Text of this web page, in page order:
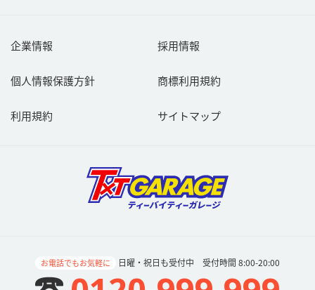
お電話でもお気軽に 日曜・祝日も受付中 受付時間 8:00-20:00
企業情報 採用情報
個人情報保護方針 商標利用規約
利用規約 サイトマップ